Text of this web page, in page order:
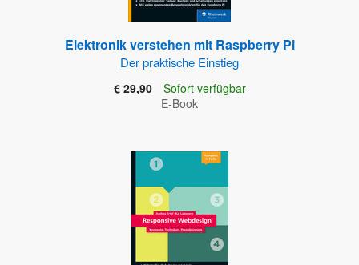
Elektronik verstehen mit Raspberry Pi
Der praktische Einstieg
€ 29,90
Sofort verfügbar
E-Book